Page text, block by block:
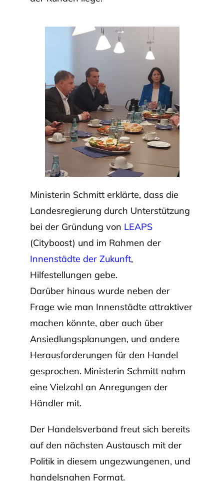
Ministerin Schmitt erklärte, dass die
Landesregierung durch Unterstützung
bei der Gründung von LEAPS
(Cityboost) und im Rahmen der
Innenstädte der Zukunft,
Hilfestellungen gebe.
Darüber hinaus wurde neben der
Frage wie man Innenstädte attraktiver
machen könnte, aber auch über
Ansiedlungsplanungen, und andere
Herausforderungen für den Handel
gesprochen. Ministerin Schmitt nahm
eine Vielzahl an Anregungen der
Händler mit.
Der Handelsverband freut sich bereits
auf den nächsten Austausch mit der
Politik in diesem ungezwungenen, und
handelsnahen Format.